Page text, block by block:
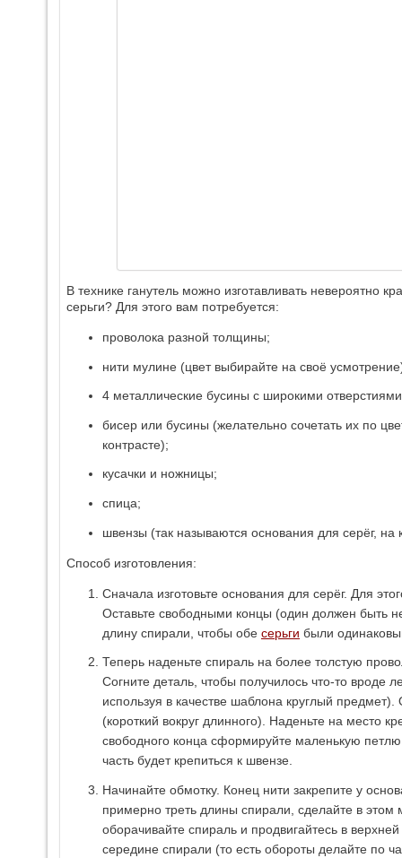
В технике ганутель можно изготавливать невероятно
серьги? Для этого вам потребуется:
проволока разной толщины;
нити мулине (цвет выбирайте на своё
4 металлические бусины с широкими
бисер или бусины (желательно сочетать их по
контрасте);
кусачки и ножницы;
спица;
швензы (так называются основания для серёг, на
Способ изготовления:
Сначала изготовьте основания для серёг. Для
Оставьте свободными концы (один должен быть
длину спирали, чтобы обе серьги были
Теперь наденьте спираль на более толстую
Согните деталь, чтобы получилось что-то вроде
используя в качестве шаблона круглый предмет).
(короткий вокруг длинного). Наденьте на место
свободного конца сформируйте маленькую
часть будет крепиться к швензе.
Начинайте обмотку. Конец нити закрепите у
примерно треть длины спирали, сделайте в этом
оборачивайте спираль и продвигайтесь в
середине спирали (то есть обороты делайте по